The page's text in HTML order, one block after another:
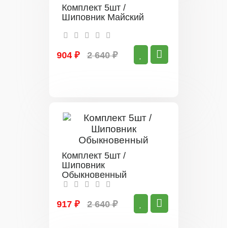
Комплект 5шт /
Шиповник Майский
904 ₽ 2 640 ₽
Комплект 5шт /
Шиповник
Обыкновенный
917 ₽ 2 640 ₽